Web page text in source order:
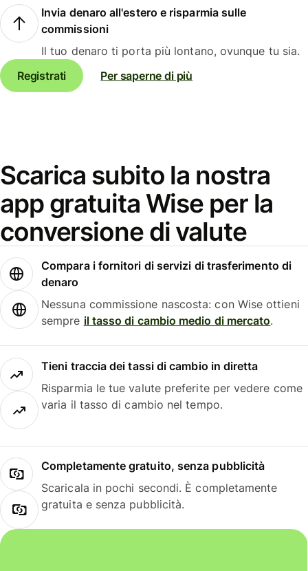
Invia denaro all'estero e risparmia sulle
commissioni
Il tuo denaro ti porta più lontano, ovunque tu sia.
Registrati
Per saperne di più
Scarica subito la nostra
app gratuita Wise per la
conversione di valute
Compara i fornitori di servizi di trasferimento di
denaro
Nessuna commissione nascosta: con Wise ottieni
sempre il tasso di cambio medio di mercato.
Tieni traccia dei tassi di cambio in diretta
Risparmia le tue valute preferite per vedere come
varia il tasso di cambio nel tempo.
Completamente gratuito, senza pubblicità
Scaricala in pochi secondi. È completamente
gratuita e senza pubblicità.